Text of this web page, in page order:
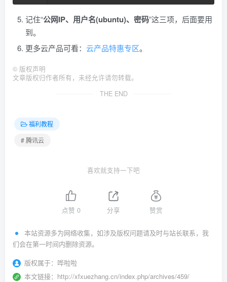
记住“公网IP、用户名(ubuntu)、密码”这三项，后面要用
到。
更多云产品可看： 云产品特惠专区。
© 版权声明
文章版权归作者所有，未经允许请勿转载。
THE END
福利教程
# 腾讯云
喜欢就支持一下吧
点赞 0 分享 赞赏
本站资源多为网络收集，如涉及版权问题请及时与站长联系，我
们会在第一时间内删除资源。
版权属于： 哗啦啦
本文链接： http://xfxuezhang.cn/index.php/archives/459/